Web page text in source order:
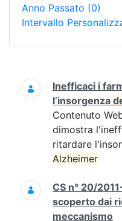
Anno Passato (0)
Intervallo
Ricerca
Inefficaci i
l’insorgenza
Contenuto
dimostra
ritardare
Alzheimer
CS n° 20/
scoperto dai
meccanismo